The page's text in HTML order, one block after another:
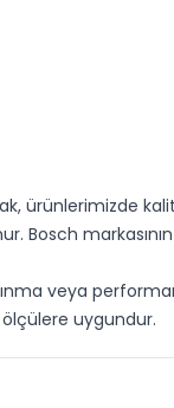
ürünlerimizde
Bosch
veya
uygundur.